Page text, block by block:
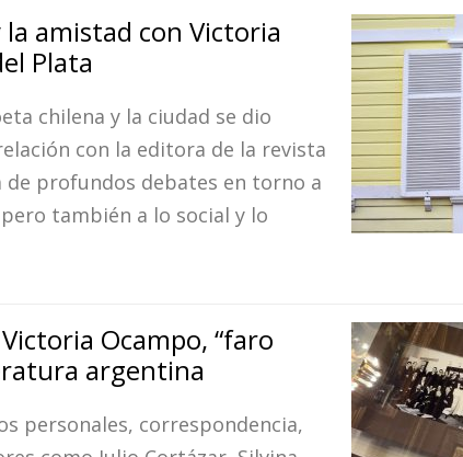
amistad con Victoria
Plata
chilena y la ciudad se dio
con la editora de la revista
de profundos debates en torno a
también a lo social y lo
Ocampo, “faro
argentina
personales, correspondencia,